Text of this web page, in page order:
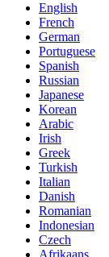
English
French
German
Portuguese
Spanish
Russian
Japanese
Korean
Arabic
Irish
Greek
Turkish
Italian
Danish
Romanian
Indonesian
Czech